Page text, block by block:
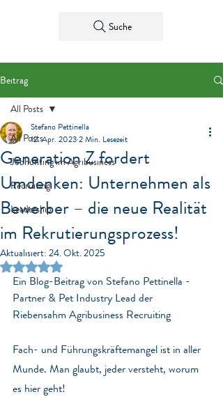
Suche
Beitrag
All Posts
Jobhunting im Agribusiness
Recruiting
Leadership
All Posts
Generation Z fordert
Umdenken: Unternehmen als
Bewerber – die neue Realität
im Rekrutierungsprozess!
Stefano Pettinella
12. Apr. 20232 Min. Lesezeit
Aktualisiert: 24. Okt. 2025
Mit NaN von 5 Sternen bewertet.
Ein Blog-Beitrag von Stefano Pettinella -
Partner & Pet Industry Lead der
Riebensahm Agribusiness Recruiting
Fach- und Führungskräftemangel ist in aller
Munde. Man glaubt, jeder versteht, worum
es hier geht!